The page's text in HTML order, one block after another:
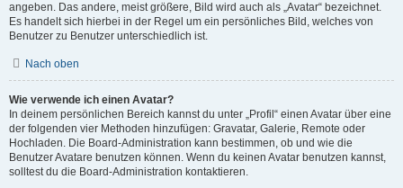
angeben. Das andere, meist größere, Bild wird auch als „Avatar“ bezeichnet.
Es handelt sich hierbei in der Regel um ein persönliches Bild, welches von
Benutzer zu Benutzer unterschiedlich ist.
Nach oben
Wie verwende ich einen Avatar?
In deinem persönlichen Bereich kannst du unter „Profil“ einen Avatar über eine
der folgenden vier Methoden hinzufügen: Gravatar, Galerie, Remote oder
Hochladen. Die Board-Administration kann bestimmen, ob und wie die
Benutzer Avatare benutzen können. Wenn du keinen Avatar benutzen kannst,
solltest du die Board-Administration kontaktieren.